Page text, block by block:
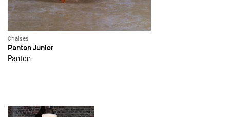
Chaises
Panton Junior
Panton